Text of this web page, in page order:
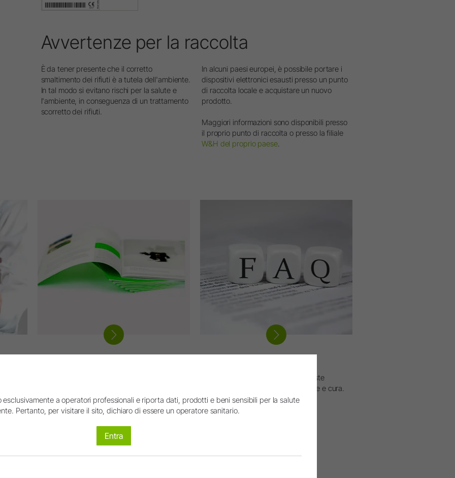
Avvertenze per la raccolta
È da tener presente che il corretto
smaltimento dei rifiuti è a tutela dell'ambiente.
In tal modo si evitano rischi per la salute e
l'ambiente, in conseguenza di un trattamento
scorretto dei rifiuti.
In alcuni paesi europei, è possibile portare i
dispositivi elettronici esausti presso un punto
di raccolta locale e acquistare un nuovo
prodotto.
Maggiori informazioni sono disponibili presso
il proprio punto di raccolta o presso la filiale
W&H del proprio paese.
tra le
Domande frequenti e risposte
Descrizioni utili sul tema dell'igiene e cura.
stati interamente o parzialmente creati o modificati con l'ausilio dell'intelligenza artificiale. I
contenuti corrispondenti sono contrassegnati con il simbolo AI.
a operatori professionali e riporta dati, prodotti e beni sensibili per la salute
Pertanto, per visitare il sito, dichiaro di essere un operatore sanitario.
Entra